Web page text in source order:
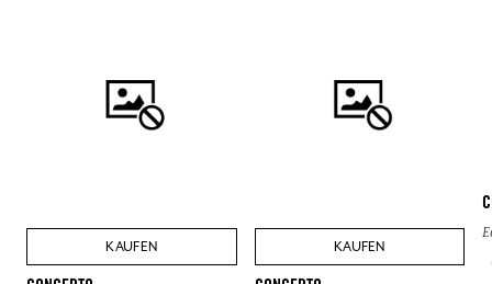
KAUFEN KAUFEN